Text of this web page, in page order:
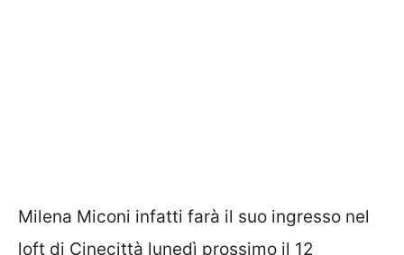
Milena Miconi infatti farà il suo ingresso nel
loft di Cinecittà lunedì prossimo il 12